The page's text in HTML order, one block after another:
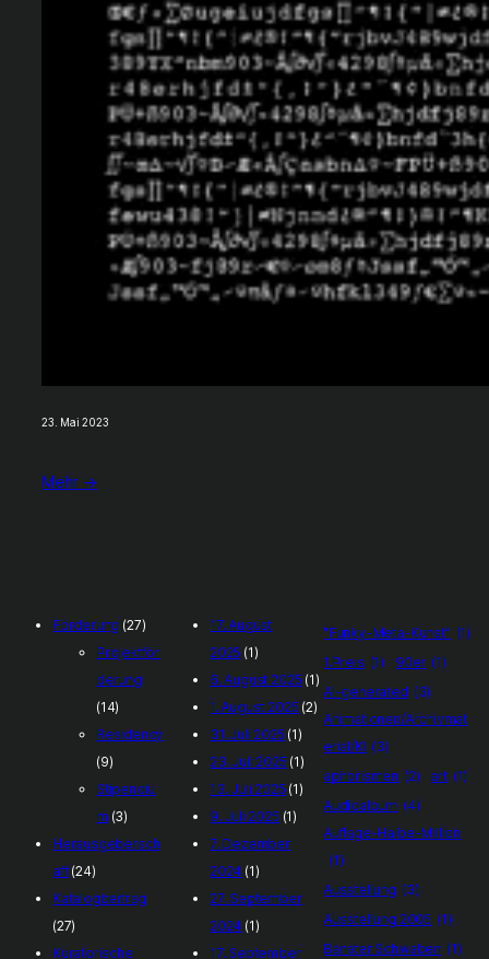
23. Mai 2023
Mehr →
Förderung (27)
Projektför
derung
(14)
Residency
(9)
Stipendiu
m (3)
Herausgebersch
aft(24)
Katalogbeitrag
(27)
Kuratorische
17. August
2025 (1)
6. August 2025 (1)
1. August 2025 (2)
31. Juli 2025 (1)
23. Juli 2025 (1)
13. Juli 2025 (1)
9. Juli 2025 (1)
7. Dezember
2024 (1)
27. September
2024 (1)
17. September
"Funky-Meta-Kunst" (1)
1.Preis (1) 90er (1)
AI-generated (3)
Animationen/Archivmat
erial/KI (3)
aphorismen (2) art (1)
Audioalbum (4)
Auflage-Halbe-Million
(1)
Ausstellung (3)
Ausstellung 2005 (1)
Banater Schwaben (1)